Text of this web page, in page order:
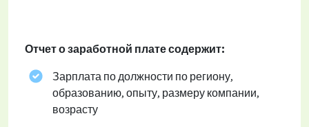
Отчет о заработной плате содержит:
Зарплата по должности по региону,
образованию, опыту, размеру компании,
возрасту